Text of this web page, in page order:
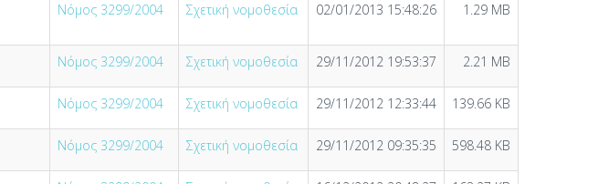
Νόμος 3299/2004 Σχετική νομοθεσία 02/01/2013 15:48:26 1.29 MB
Νόμος 3299/2004 Σχετική νομοθεσία 29/11/2012 19:53:37 2.21 MB
Νόμος 3299/2004 Σχετική νομοθεσία 29/11/2012 12:33:44 139.66 KB
Νόμος 3299/2004 Σχετική νομοθεσία 29/11/2012 09:35:35 598.48 KB